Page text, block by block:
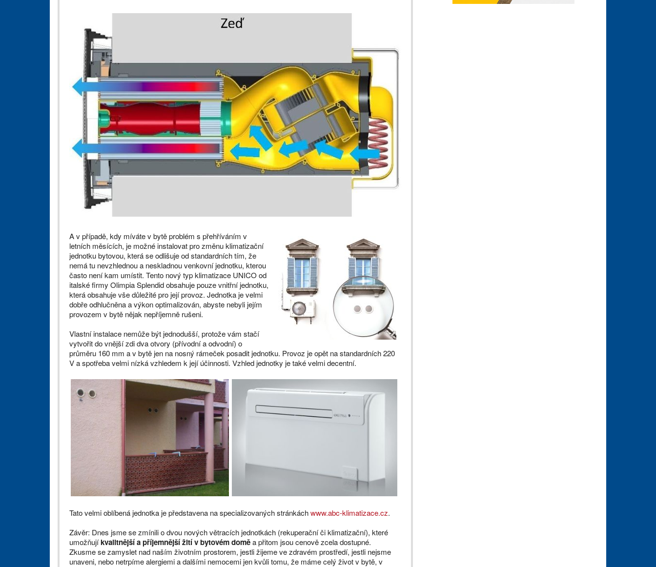
A v případě, kdy míváte v bytě problém s přehříváním v
letních měsících, je možné instalovat pro změnu klimatizační
jednotku bytovou, která se odlišuje od standardních tím, že
nemá tu nevzhlednou a neskladnou venkovní jednotku, kterou
často není kam umístit. Tento nový typ klimatizace UNICO od
italské firmy Olimpia Splendid obsahuje pouze vnitřní jednotku,
která obsahuje vše důležité pro její provoz. Jednotka je velmi
dobře odhlučněna a výkon optimalizován, abyste nebyli jejím
provozem v bytě nějak nepříjemně rušeni.
Vlastní instalace nemůže být jednodušší, protože vám stačí
vytvořit do vnější zdi dva otvory (přívodní a odvodní) o
průměru 160 mm a v bytě jen na nosný rámeček posadit jednotku. Provoz je opět na standardních 220
V a spotřeba velmi nízká vzhledem k její účinnosti. Vzhled jednotky je také velmi decentní.
Tato velmi oblíbená jednotka je představena na specializovaných stránkáchwww.abc-klimatizace.cz.
Závěr: Dnes jsme se zmínili o dvou nových větracích jednotkách (rekuperační či klimatizační), které
umožňujíkvalitnější a příjemnější žití v bytovém doměa přitom jsou cenově zcela dostupné.
Zkusme se zamyslet nad naším životním prostorem, jestli žijeme ve zdravém prostředí, jestli nejsme
unaveni, nebo netrpíme alergiemi a dalšími nemocemi jen kvůli tomu, že máme celý život v bytě, v